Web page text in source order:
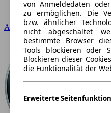
Audi
von Anmeldedaten
zu ermöglichen. Die
bzw. ähnlicher
nicht abgeschaltet
bestimmte Browser
Tools blockieren oder
Blockieren dieser
die Funktionalität der
Erweiterte